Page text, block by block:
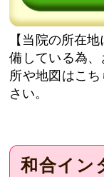
【当院の所在地
備している為
所や地図はこ
さい。
和合イン